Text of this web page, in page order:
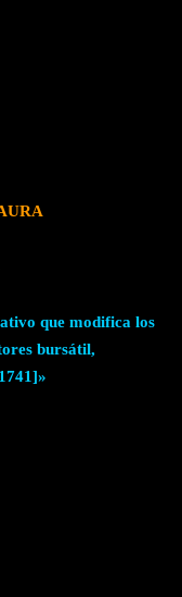
que modifica los
bursátil,